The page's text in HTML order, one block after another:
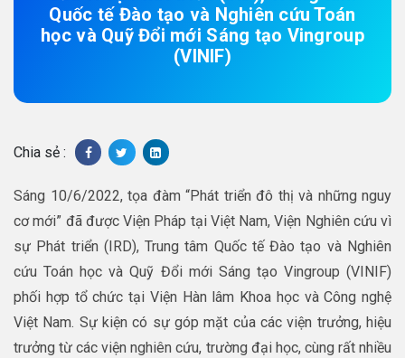
Quốc tế Đào tạo và Nghiên cứu Toán
học và Quỹ Đổi mới Sáng tạo Vingroup
(VINIF)
Chia sẻ :
Sáng 10/6/2022, tọa đàm “Phát triển đô thị và những nguy
cơ mới” đã được Viện Pháp tại Việt Nam, Viện Nghiên cứu vì
sự Phát triển (IRD), Trung tâm Quốc tế Đào tạo và Nghiên
cứu Toán học và Quỹ Đổi mới Sáng tạo Vingroup (VINIF)
phối hợp tổ chức tại Viện Hàn lâm Khoa học và Công nghệ
Việt Nam. Sự kiện có sự góp mặt của các viện trưởng, hiệu
trưởng từ các viện nghiên cứu, trường đại học, cùng rất nhiều